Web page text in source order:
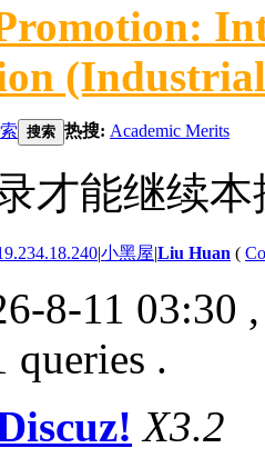
搜索 热搜: Academic Merits
才能继续本
|小黑屋|Liu Huan (
8-11 03:30
queries .
X3.2